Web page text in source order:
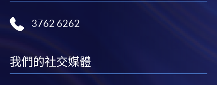
3762 6262
我們的社交媒體